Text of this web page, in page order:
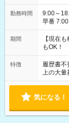
勤務時間
9:00～18:00（休憩60
早番 7:00～
い」 「
たくない
の方へ
の勤務時
期間
【現在
もOK！
特徴 履歴書不
上の大量
気になる！